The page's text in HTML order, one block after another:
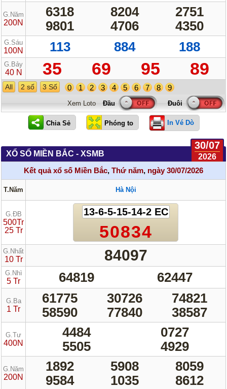
G.Năm
200N
6318 8204
2751
9801
4706 4350
G.Sáu
100N 113 884 188
G.Bảy
40 N 35 69 95 89
All 2 số 3 Số 0 1 2 3 4 5 6 7 8 9
Xem Loto
In Vé Dò
XỔ SỐ MIỀN BẮC - XSMB
30/07
2026
Kết quả xổ số Miền Bắc, Thứ năm, ngày 30/07/2026
T.Năm Hà Nội
G.ĐB
500Tr
25 Tr
13-6-5-15-14-2 EC
50834
G.Nhất
10 Tr 84097
G.Nhì
5 Tr 64819 62447
G.Ba
1 Tr
61775 30726
74821
58590
77840 38587
G.Tư
400N
4484
0727
5505
4929
G.Năm
200N
1892 5908
8059
9584
1035 8612